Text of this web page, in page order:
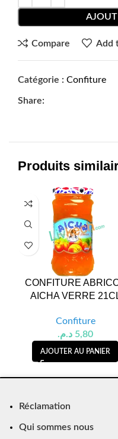
Compare Add
Catégorie : Confiture
Share:
Produits
CONFITURE
AICHA VERRE
Confiture
5,80 د.م.
AJOUTER AU PANIER
Réclamation
Qui sommes nous